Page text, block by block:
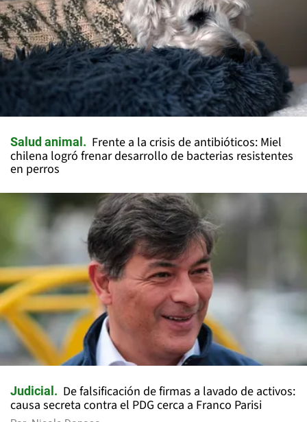
Salud animal
Frente a la crisis de antibióticos: Miel
chilena logró frenar desarrollo de bacterias resistentes
en perros
Judicial
De falsificación de firmas a lavado de activos:
causa secreta contra el PDG cerca a Franco Parisi